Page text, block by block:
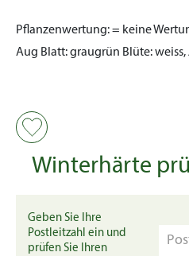
Pflanzenwertung:= keine
Aug Blatt:graugrün Blüte:
Winterhärte
Geben Sie Ihre
Postleitzahl ein und
prüfen Sie Ihren